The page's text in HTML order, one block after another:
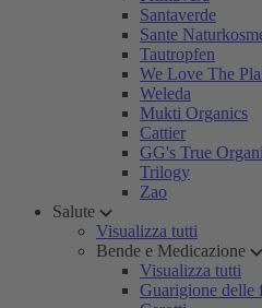
Santaverde
Sante
Tautropfen
We Love The
Weleda
Mukti Organics
Cattier
GG's True
Trilogy
Zao
Salute
Visualizza tutti
Bende e Medicazione
Visualizza tutti
Guarigione delle